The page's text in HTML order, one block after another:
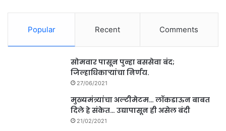
Popular Recent Comments
सोमवार पासून पुन्हा बससेवा बंद;
जिल्हाधिकाऱ्यांचा निर्णय.
27/06/2021
मुख्यमंत्र्यांचा अल्टीमेटम… लॉकडाऊन बाबत
दिले हे संकेत… उद्यापासून ही असेल बंदी
21/02/2021